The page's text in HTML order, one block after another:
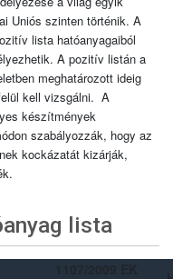
Uniós szinten történik. A
lista hatóanyagaiból
A pozitív listán a
meghatározott ideig
kell vizsgálni. A
készítmények
szabályozzák, hogy az
kockázatát kizárják,
lista